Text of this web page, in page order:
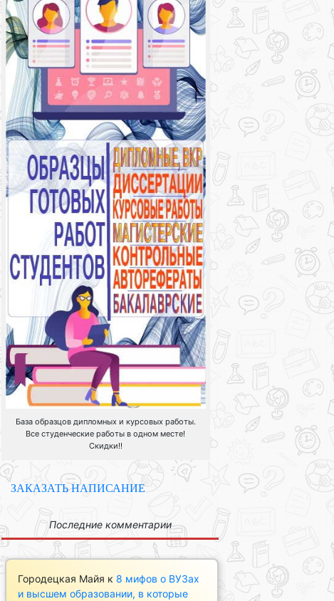
База образцов дипломных и курсовых работы.
Все студенческие работы в одном месте!
Скидки!!
ЗАКАЗАТЬ НАПИСАНИЕ
Последние комментарии
Городецкая Майя к 8 мифов о ВУЗах
и высшем образовании, в которые